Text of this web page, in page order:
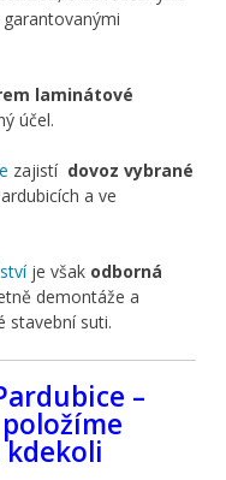
laminátové
účel.
zajistí dovoz vybrané
a ve
je však odborná
demontáže a
stavební suti.
–